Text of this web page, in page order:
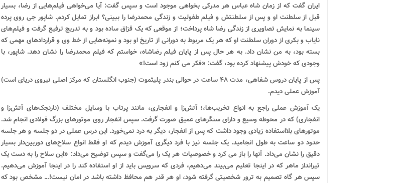
ایران گفت که از زمان شاه عباس هر مدرکی بخواهی موجود است و سپس گفت: آیا می‌خواهی فیلم‌هایی از رضا، بسیار
قبل از سلطنت او و پس از سلطنتش و فیلم طفولیت و زندگی محمدرضا را ببینی؟ ابراز تمایل کردم. شاپور جی روی پرده
سینما به نمایش تصاویری از زندگی رضا شاه پرداخت؛ از موقعی که یک قزاق ساده بود و به تدریج ترفیع گرفت و فیلم‌های
نایاب و بکری از دوران سلطنت او که هر یک مربوط به دورانی از تاریخ او بود و نمونه‌هایی از خط وی و قراردادهای مهمی که
بسته بود، به من نشان داد. به هر حال پس از پایان فیلم رضاشاه، خواستم که فیلم محمدرضا را نشان دهد. شاپور، با
وجودی که خودش پیشنهاد کرده بود، گفت: «فکر می کنم زود است!»
پس از پایان دروس شفاهی، مدت ۴۸ ساعت در حوالی بندر پلیثموت (جنوب انگلستان که مرکز اصلی نیروی دریای است)
آموزش عملی دیدم.
یک آموزش عملی راجع به انواع تخریب‌ها،؛ آتش‌زا و انفجاری، مانند پرتاب با وسایل مختلف (نارنجک‌های آتش‌زا و
انفجاری) که در محوطه وسیع و دارای سنگرهای عمیق صورت گرفت. سپس انفجار روی موتورهای بزرگ فولادی انجام شد.
موتورهای بلااستفاده زیادی وجود داشت که پس از انفجار، دیگر به درد نمی‌خورد. این درس عملی در دو جلسه و هر جلسه
حدود دو ساعت به طول انجامید. یک جلسه نیز با فرد دیگری آموزش دیدم که او فقط انواع سلاح‌های دوربین‌دار بسیار
دقیق را نشان می‌داد. آنها را باز می کرد و خصوصیات هر یک را می‌گفت و سپس توضیح می‌داد: «این سلاح را به دست یک
تیرانداز ماهر که در اینجا تعلیم می‌بیند می‌دهیم، فردی که سرویس باید از او استفاده کند را در اینجا آموزش می‌دهیم.
سپس هر گاه تصمیم به ترور شخصیتی گرفته شود، او هر قدر هم محافظ داشته باشد در امان نیست!… مشخص بود که